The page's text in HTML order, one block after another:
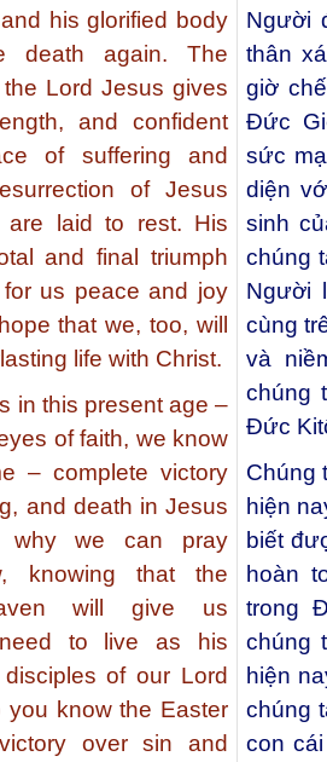
his glorified body
death again. The
Lord Jesus gives
and confident
of suffering and
of Jesus
are laid to rest. His
and final triumph
us peace and joy
that we, too, will
life with Christ.
in this present age –
of faith, we know
– complete victory
and death in Jesus
why we can pray
knowing that the
will give us
to live as his
of our Lord
you know the Easter
over sin and
Người
thân
giờ
Ðức
sức
diện
sinh
chúng
Người
cùng
và
chúng
Đức
Chúng
hiện
biết
hoàn
trong
chúng
hiện
chúng
con